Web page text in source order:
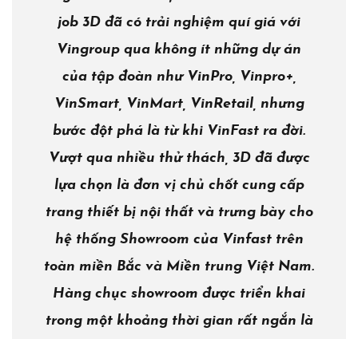
job 3D đã có trải nghiệm quí giá với
Vingroup qua không ít những dự án
của tập đoàn như VinPro, Vinpro+,
VinSmart, VinMart, VinRetail, nhưng
bước đột phá là từ khi VinFast ra đời.
Vượt qua nhiều thử thách, 3D đã được
lựa chọn là đơn vị chủ chốt cung cấp
trang thiết bị nội thất và trưng bày cho
hệ thống Showroom của Vinfast trên
toàn miền Bắc và Miền trung Việt Nam.
Hàng chục showroom được triển khai
trong một khoảng thời gian rất ngắn là